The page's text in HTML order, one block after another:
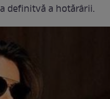
definitvă a hotărârii.